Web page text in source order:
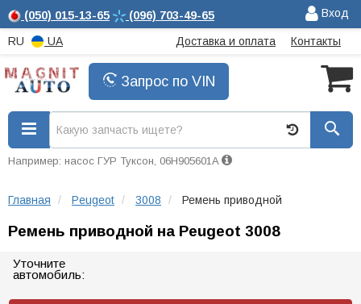
(050) 015-13-65 (096) 703-49-65 Вход
RU UA Доставка и оплата Контакты
Запрос по VIN
Например: насос ГУР Туксон, 06H905601A
Главная Peugeot 3008 Ремень приводной
Ремень приводной на Peugeot 3008
Уточните
автомобиль: